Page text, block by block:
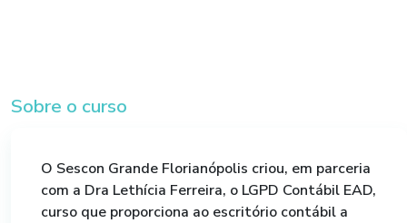
Sobre o curso
O Sescon Grande Florianópolis criou, em parceria
com a Dra Lethícia Ferreira, o LGPD Contábil EAD,
curso que proporciona ao escritório contábil a